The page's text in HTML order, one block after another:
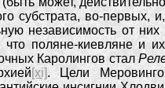
субстрата, во-
независимость от них
что поляне-киевляне и
Каролингов стал
[xi]. Цели